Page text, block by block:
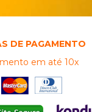
DE PAGAMENTO
em até 10x